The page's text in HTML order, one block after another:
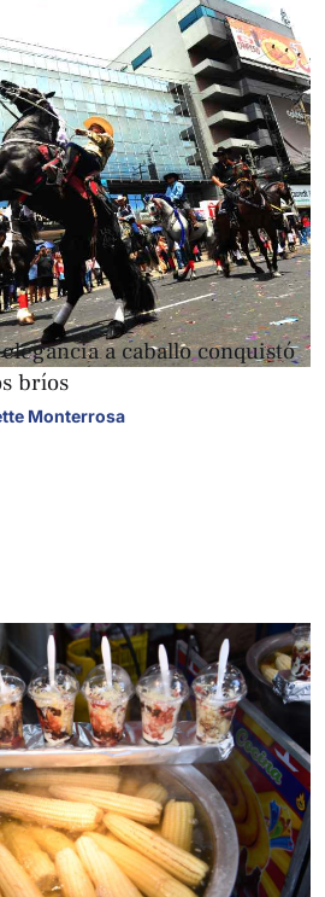
a caballo conquistó
bríos
Monterrosa